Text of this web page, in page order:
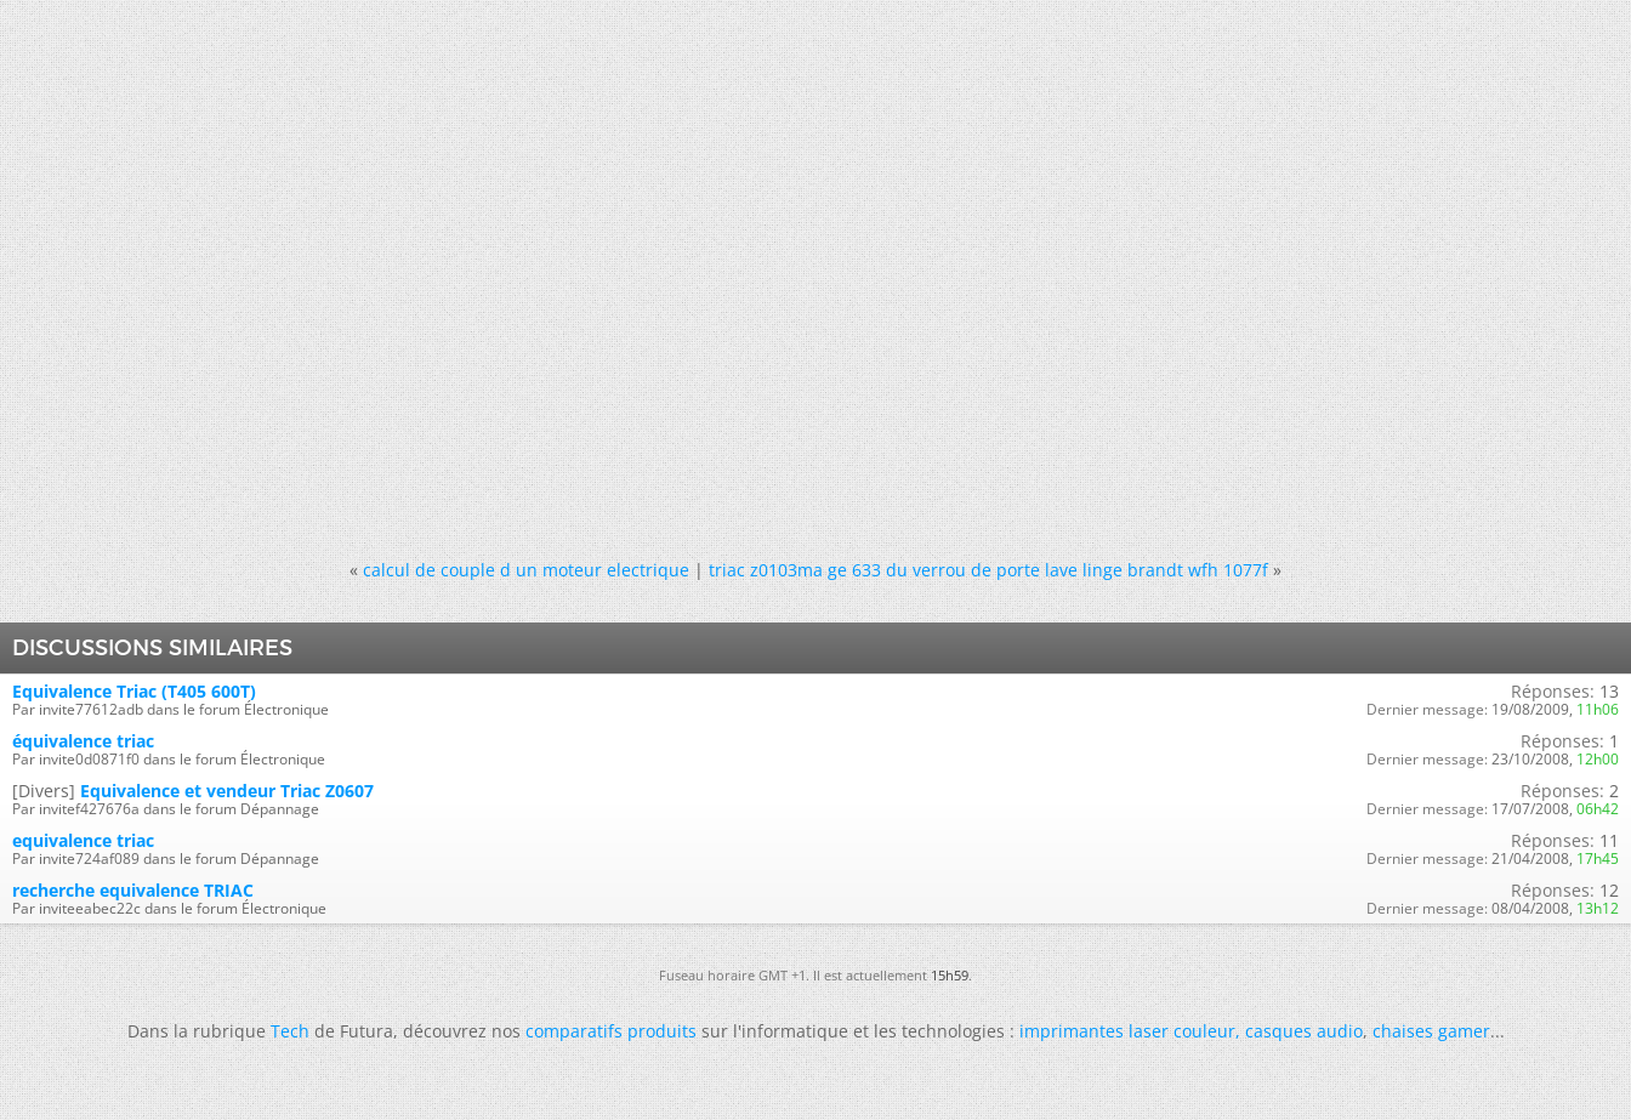
« calcul de couple d un moteur electrique|triac z0103ma ge 633 du verrou de porte lave linge brandt wfh 1077f »
DISCUSSIONS SIMILAIRES
Equivalence Triac (T405 600T)
Par invite77612adb dans le forum Électronique
Réponses: 13
Dernier message: 19/08/2009, 11h06
équivalence triac
Par invite0d0871f0 dans le forum Électronique
Réponses: 1
Dernier message: 23/10/2008, 12h00
[Divers] Equivalence et vendeur Triac Z0607
Par invitef427676a dans le forum Dépannage
Réponses: 2
Dernier message: 17/07/2008, 06h42
equivalence triac
Par invite724af089 dans le forum Dépannage
Réponses: 11
Dernier message: 21/04/2008, 17h45
recherche equivalence TRIAC
Par inviteeabec22c dans le forum Électronique
Réponses: 12
Dernier message: 08/04/2008, 13h12
Fuseau horaire GMT +1. Il est actuellement15h59.
Dans la rubriqueTechde Futura, découvrez noscomparatifs produitssur l'informatique et les technologies :imprimantes laser couleur,casques audio,chaises gamer...